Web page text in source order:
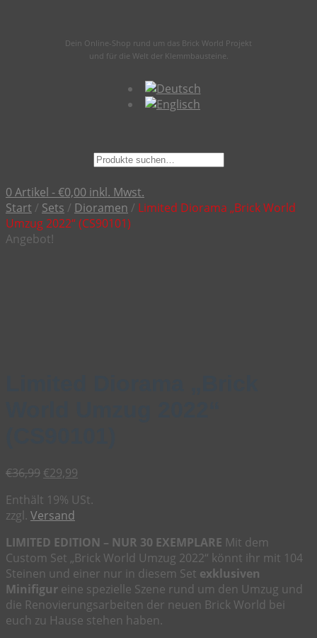
Dein Online-Shop rund um das Brick World Projekt
und für die Welt der Klemmbausteine.
Suche
0 Artikel -€0,00 inkl. Mwst.
Start / Sets / Dioramen / Limited Diorama „Brick World
Umzug 2022“ (CS90101)
Angebot!
€36,99 Ursprünglicher
war:
€36,99
€29,99
ist:
Enthält 19% USt.
zzgl. Versand
LIMITED EDITION – NUR 30 EXEMPLARE Mit dem
Custom Set „Brick World Umzug 2022“ könnt ihr mit 104
Steinen und einer nur in diesem Set exklusiven
Minifigur eine spezielle Szene rund um den Umzug und
die Renovierungsarbeiten der neuen Brick World bei
euch zu Hause stehen haben.